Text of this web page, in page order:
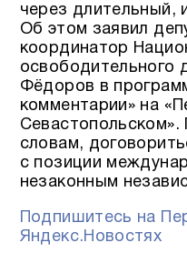
через длительный,
Об этом заявил
координатор
освободительного
Фёдоров в
комментарии» на
Севастопольском».
словам,
с позиции
незаконным
Подпишитесь на
Яндекс.Новостях